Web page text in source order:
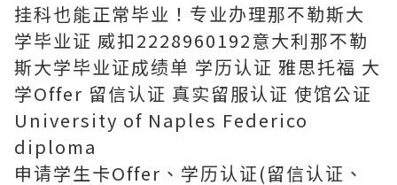
挂科也能正常毕业！专业办理那不勒斯大
学毕业证 威扣2228960192意大利那不勒
斯大学毕业证成绩单 学历认证 雅思托福 大
学Offer 留信认证 真实留服认证 使馆公证
University of Naples Federico
diploma
申请学生卡Offer、学历认证(留信认证、